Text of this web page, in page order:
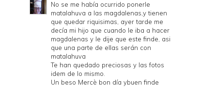
No se me había ocurrido ponerle
matalahuva a las magdalenas,y tienen
que quedar riquisimas, ayer tarde me
decía mi hijo que cuando le iba a hacer
magdalenas y le dije que este finde, asi
que una parte de ellas serán con
matalahuva
Te han quedado preciosas y las fotos
idem de lo mismo.
Un beso Mercè bon día ybuen finde